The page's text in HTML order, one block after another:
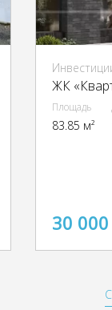
Площадь
83.85 м²
30